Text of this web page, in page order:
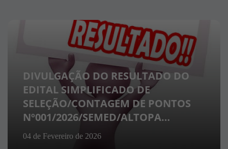
DIVULGAÇÃO DO RESULTADO DO
EDITAL SIMPLIFICADO DE
SELEÇÃO/CONTAGEM DE PONTOS
Nº001/2026/SEMED/ALTOPA…
04 de Fevereiro de 2026